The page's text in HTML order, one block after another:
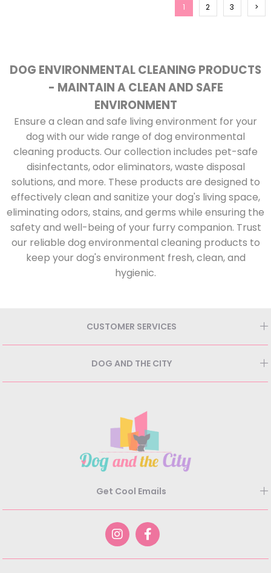
1 2 3 >
DOG ENVIRONMENTAL CLEANING PRODUCTS
- MAINTAIN A CLEAN AND SAFE
ENVIRONMENT
Ensure a clean and safe living environment for your
dog with our wide range of dog environmental
cleaning products. Our collection includes pet-safe
disinfectants, odor eliminators, waste disposal
solutions, and more. These products are designed to
effectively clean and sanitize your dog's living space,
eliminating odors, stains, and germs while ensuring the
safety and well-being of your furry companion. Trust
our reliable dog environmental cleaning products to
keep your dog's environment fresh, clean, and
hygienic.
CUSTOMER SERVICES
DOG AND THE CITY
Get Cool Emails